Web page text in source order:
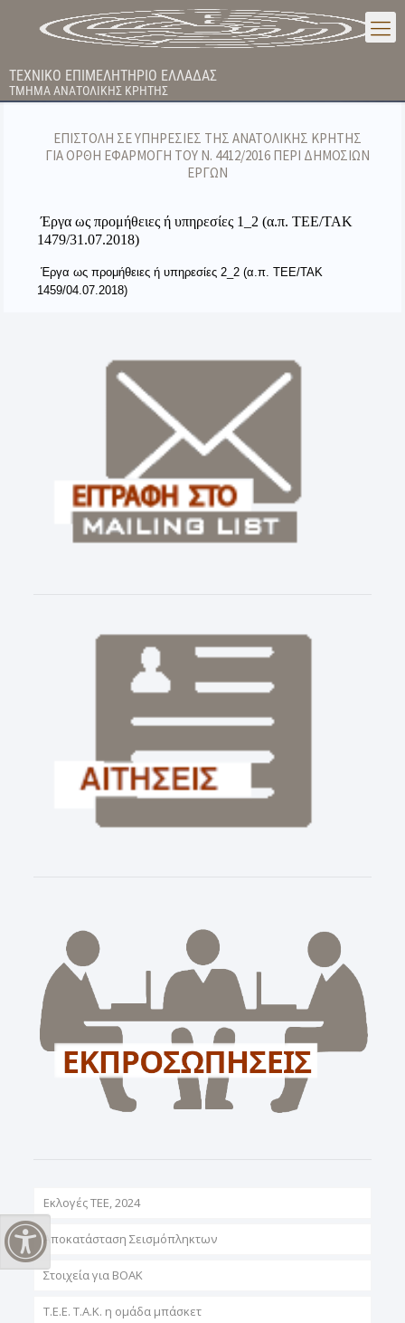
Εναλλαγή Υψηλής Αντίθεσης
ΤΕΧΝΙΚΟ ΕΠΙΜΕΛΗΤΗΡΙΟ ΕΛΛΑΔΑΣ
ΤΜΗΜΑ ΑΝΑΤΟΛΙΚΗΣ ΚΡΗΤΗΣ
ΕΠΙΣΤΟΛΗ ΣΕ ΥΠΗΡΕΣΙΕΣ ΤΗΣ ΑΝΑΤΟΛΙΚΗΣ ΚΡΗΤΗΣ
ΓΙΑ ΟΡΘΗ ΕΦΑΡΜΟΓΗ ΤΟΥ Ν. 4412/2016 ΠΕΡΙ ΔΗΜΟΣΙΩΝ
ΕΡΓΩΝ
Έργα ως προμήθειες ή υπηρεσίες 1_2 (α.π. ΤΕΕ/ΤΑΚ
1479/31.07.2018)
Έργα ως προμήθειες ή υπηρεσίες 2_2 (α.π. ΤΕΕ/ΤΑΚ
1459/04.07.2018)
Εκλογές ΤΕΕ, 2024
Αποκατάσταση Σεισμόπληκτων
Στοιχεία για ΒΟΑΚ
T.E.E. T.A.K. η ομάδα μπάσκετ